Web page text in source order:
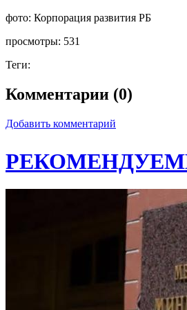
фото: Корпорация развития РБ
просмотры: 531
Теги:
Комментарии (0)
Добавить комментарий